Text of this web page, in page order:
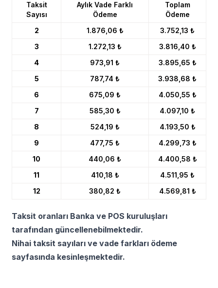
Taksit
Sayısı
Aylık Vade Farklı
Ödeme
Toplam
Ödeme
2
1.876,06 ₺
3.752,13 ₺
3
1.272,13 ₺
3.816,40 ₺
4
973,91 ₺
3.895,65 ₺
5
787,74 ₺
3.938,68 ₺
6
675,09 ₺
4.050,55 ₺
7
585,30 ₺
4.097,10 ₺
8
524,19 ₺
4.193,50 ₺
9
477,75 ₺
4.299,73 ₺
10
440,06 ₺
4.400,58 ₺
11
410,18 ₺
4.511,95 ₺
12
380,82 ₺ 4.569,81 ₺
Taksit oranları Banka ve POS kuruluşları
tarafından güncellenebilmektedir.
Nihai taksit sayıları ve vade farkları ödeme
sayfasında kesinleşmektedir.